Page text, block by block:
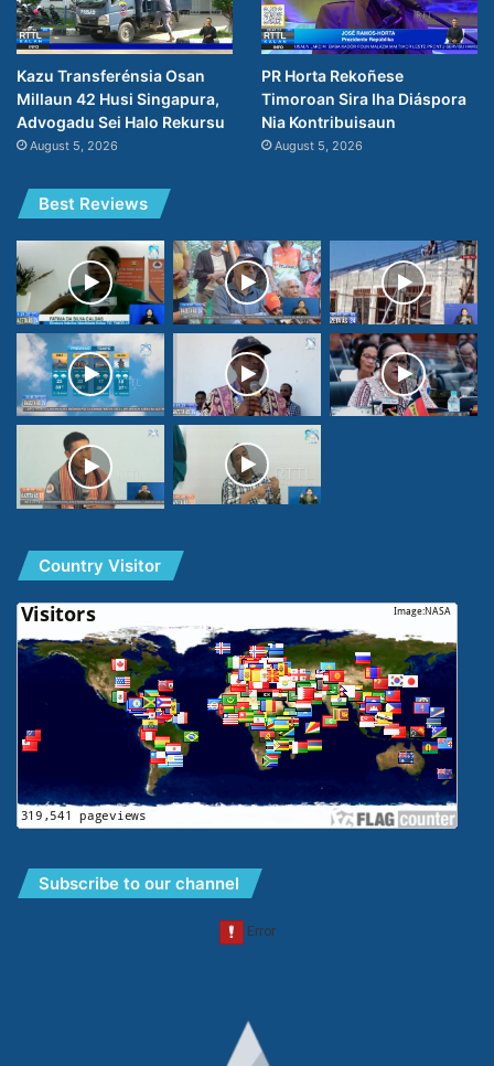
Kazu Transferénsia Osan
Millaun 42 Husi Singapura,
Advogadu Sei Halo Rekursu
August 5, 2026
PR Horta Rekoñese
Timoroan Sira Iha Diáspora
Nia Kontribuisaun
August 5, 2026
Best Reviews
Country Visitor
Subscribe to our channel